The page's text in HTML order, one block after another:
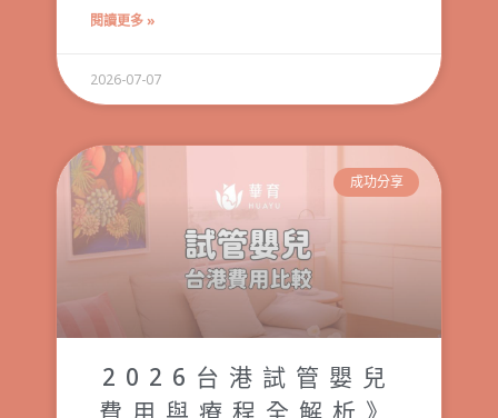
閱讀更多 »
2026-07-07
成功分享
2026台港試管嬰兒
費用與療程全解析》